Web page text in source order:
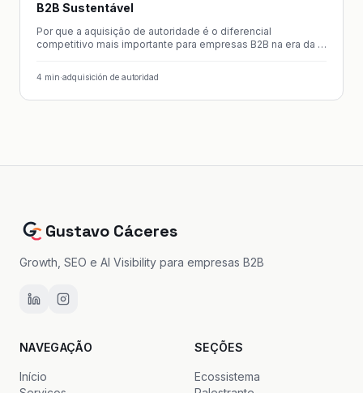
B2B Sustentável
Por que a aquisição de autoridade é o diferencial
competitivo mais importante para empresas B2B na era da IA
4 min·adquisición de autoridad
Gustavo Cáceres
Growth, SEO e AI Visibility para empresas B2B
NAVEGAÇÃO
Início
SEÇÕES
Ecossistema